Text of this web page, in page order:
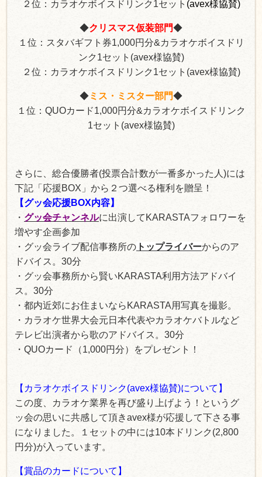
２位：カラオケボイスドリンク1セット (avex様協賛)
◆クリスマス仮装部門◆
１位：スタバギフト券1,000円分&カラオケボイスドリ
ンク1セット(avex様協賛)
２位：カラオケボイスドリンク1セット(avex様協賛)
◆ミス・ミスター部門◆
１位：QUOカード1,000円分&カラオケボイスドリンク
1セット(avex様協賛)
さらに、総合優勝者(投票合計数が一番多かった人)には
下記「応援BOX」から２つ選べる権利を贈呈！
【グッ会応援BOX内容】
・ グッ会チャンネルに出演してKARASTAフォロワーを
増やす企画参加
・グッ会ライブ配信事務所の トップライバーからのア
ドバイス。30分
・グッ会事務所から賢いKARASTA利用方法アドバイ
ス。30分
・都内近郊にお住まいならKARASTA用写真を撮影。
・カラオケ世界大会元日本代表やカラオケバトルなど
テレビ出演者から歌のアドバイス。30分
・ QUOカード（1,000円分）をプレゼント！
【カラオケボイスドリンク(avex様協賛)について】
この度、カラオケ業界を再び盛り上げよう！というグ
ッ会の思いに共感して頂きavex様が応援して下さる事
になりました。１セットの中には10本ドリンク(2,800
円分)が入っています。
【賞品のカードについて】